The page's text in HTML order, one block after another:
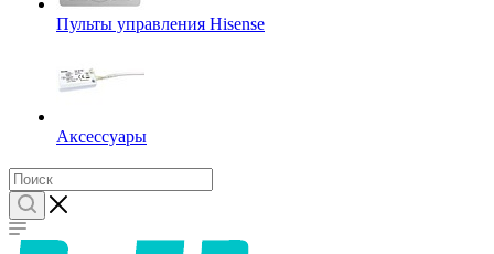
Пульты управления Hisense
Аксессуары